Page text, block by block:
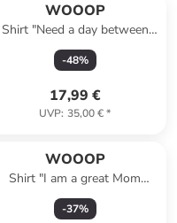
WOOOP
Shirt "Need a day between
ssaturday and sunday" in
Schwarz
-48%
17,99 €
UVP: 35,00 €*
WOOOP
Shirt "I am a great Mom
because I have great children"
in Weiß
-37%